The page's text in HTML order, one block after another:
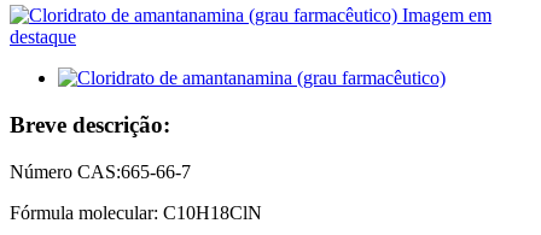
Breve descrição:
Número CAS:665-66-7
Fórmula molecular: C10H18ClN